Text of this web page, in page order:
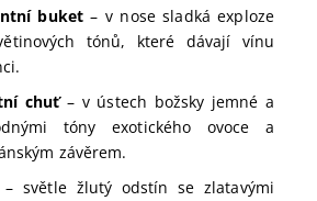
buket– v nose sladká exploze
tónů, které dávají vínu
chuť– v ústech božsky jemné a
tóny exotického ovoce a
závěrem.
– světle žlutý odstín se zlatavými